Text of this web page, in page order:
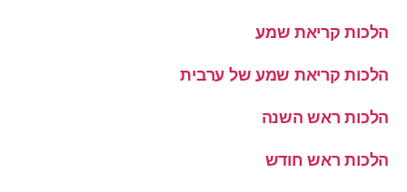
הלכות קריאת שמע
הלכות קריאת שמע של ערבית
הלכות ראש השנה
הלכות ראש חודש